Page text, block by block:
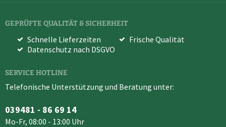
GEPRÜFTE QUALITÄT & SICHERHEIT
Schnelle Lieferzeiten
Frische Qualität
Datenschutz nach DSGVO
SERVICE HOTLINE
Telefonische Unterstützung und Beratung unter:
039481 - 86 69 14
Mo-Fr, 08:00 - 13:00 Uhr